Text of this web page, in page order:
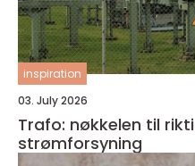
inspiration
03. July 2026
Trafo: nøkkelen til
strømforsyning